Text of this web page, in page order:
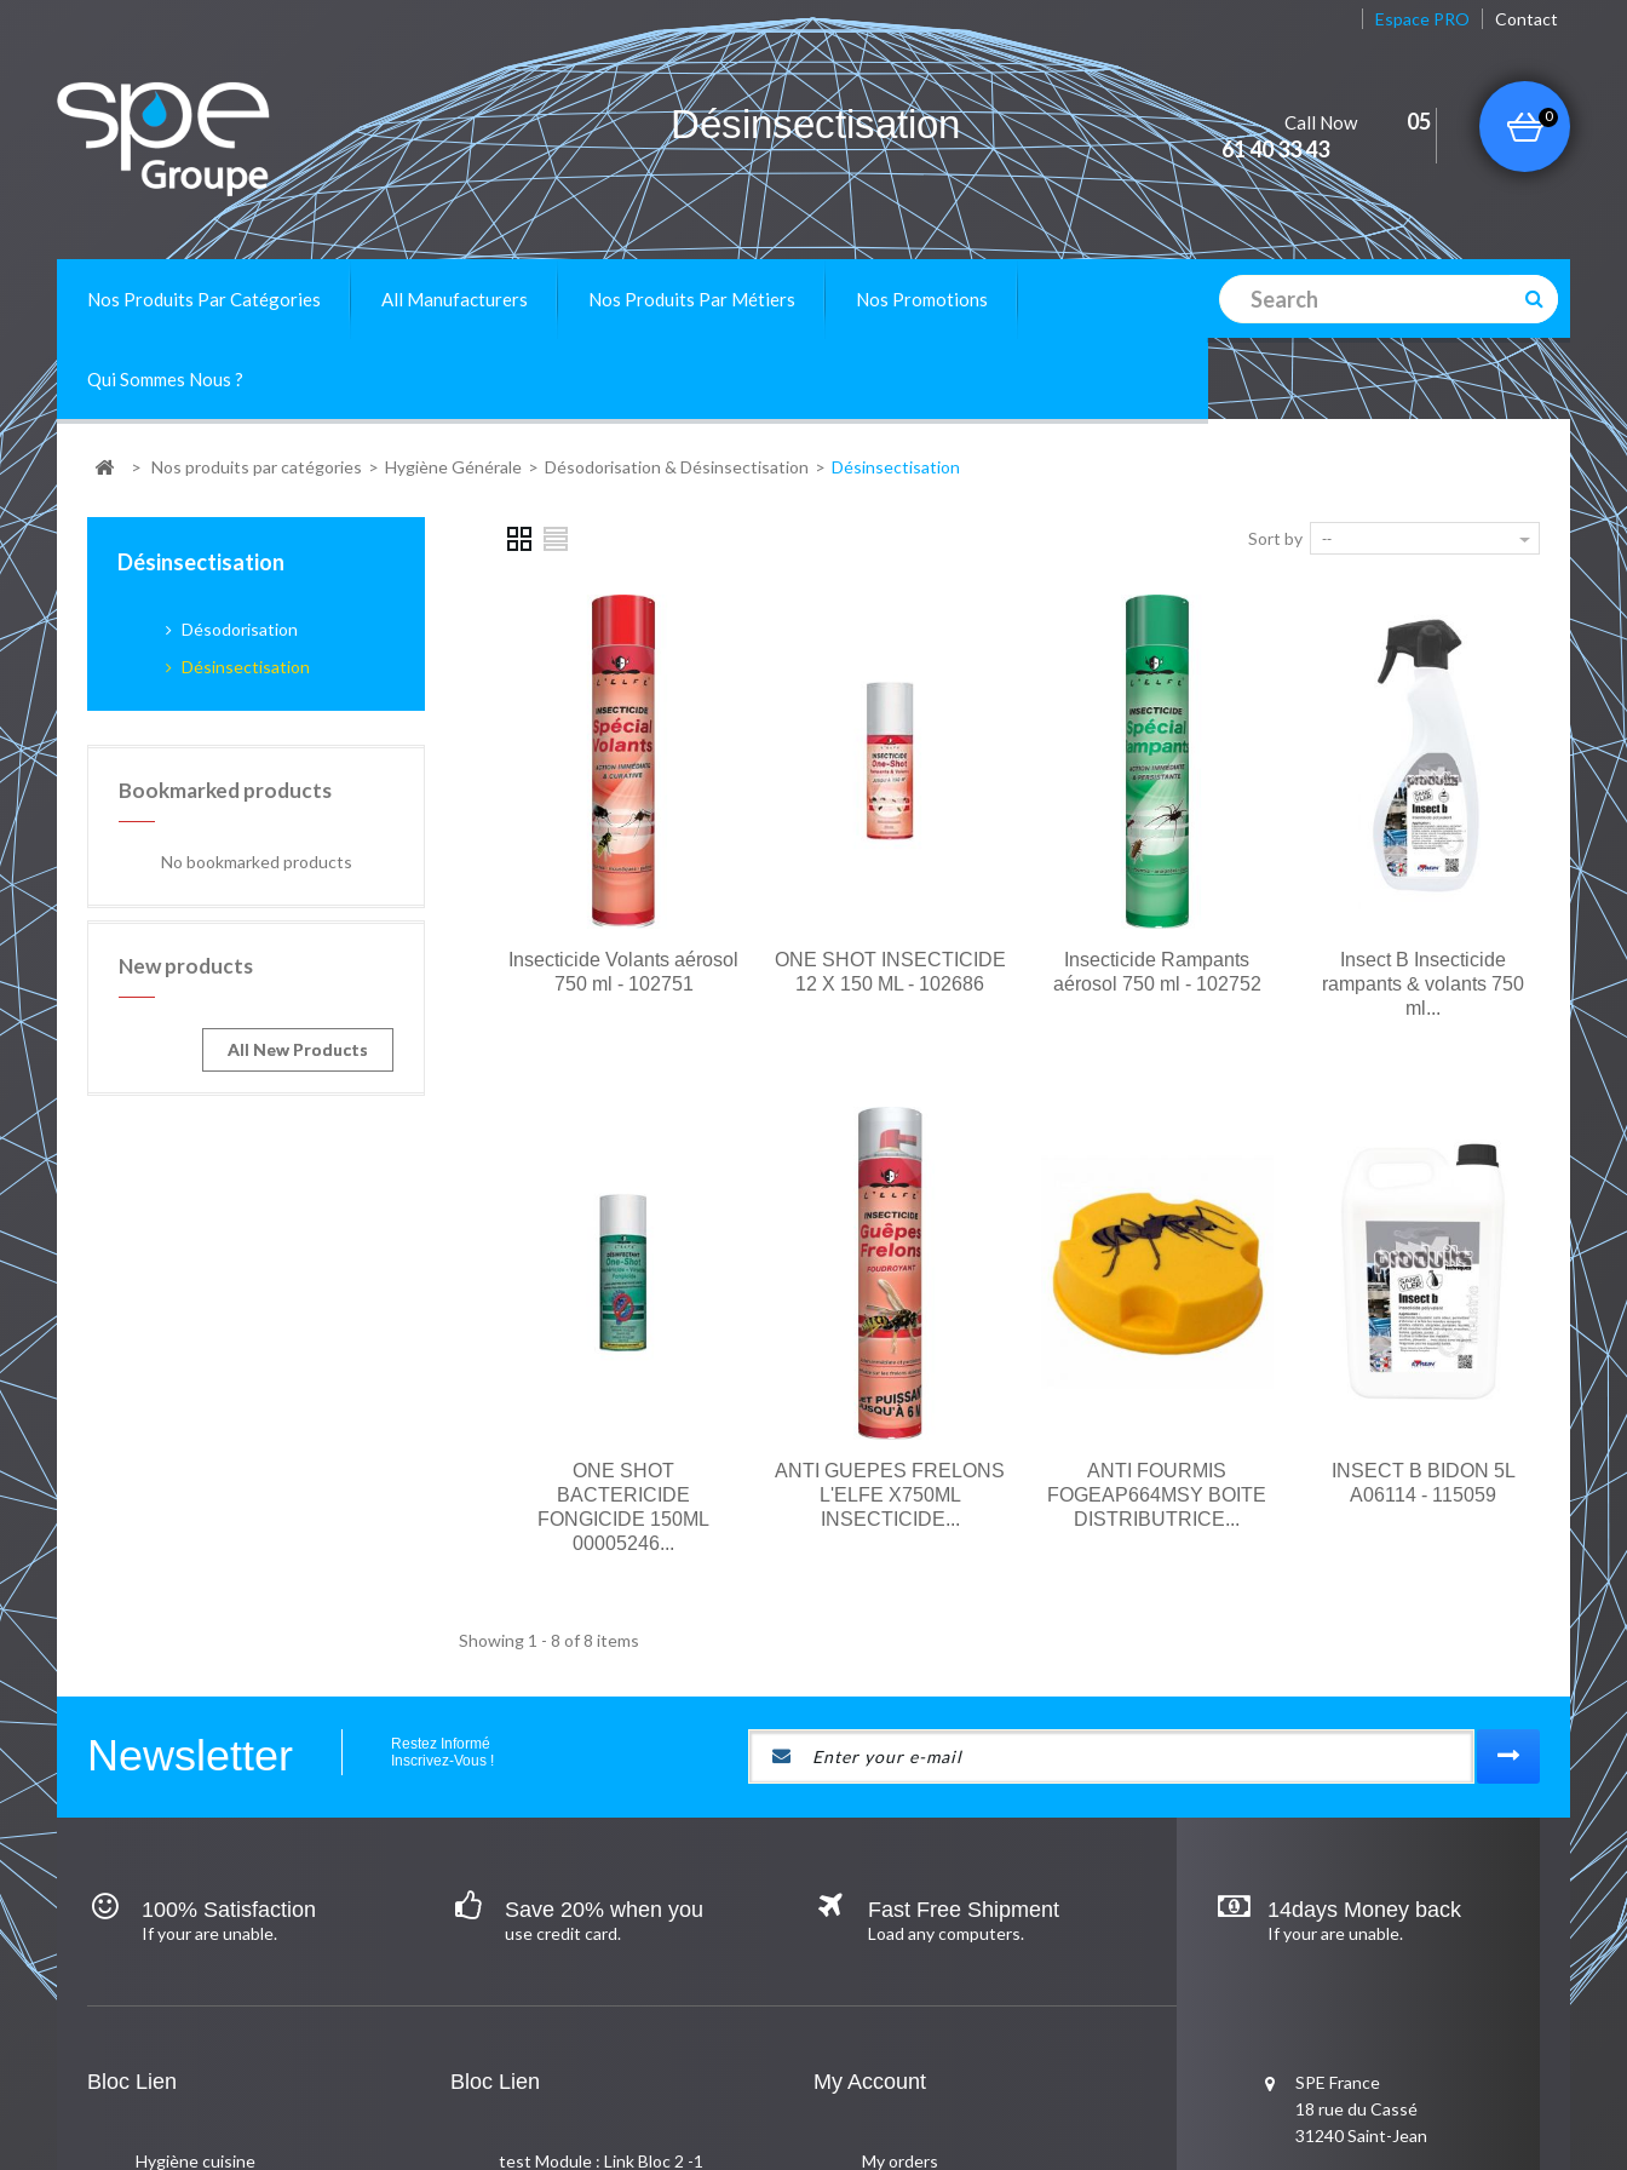
Espace PRO Contact
Call Now
05
61 40 33 43
Désinsectisation 0
Nos Produits Par Catégories All Manufacturers Nos Produits Par Métiers Nos Promotions
Qui Sommes Nous ?
> Nos produits par catégories > Hygiène Générale > Désodorisation & Désinsectisation > Désinsectisation
Désinsectisation
Désodorisation
Désinsectisation
Bookmarked products
No bookmarked products
New products
All New Products
Sort by --
Insecticide Volants aérosol
750 ml - 102751
ONE SHOT INSECTICIDE
12 X 150 ML - 102686
Insecticide Rampants
aérosol 750 ml - 102752
Insect B Insecticide
rampants & volants 750
ml...
ONE SHOT
BACTERICIDE
FONGICIDE 150ML
00005246...
ANTI GUEPES FRELONS
L'ELFE X750ML
INSECTICIDE...
ANTI FOURMIS
FOGEAP664MSY BOITE
DISTRIBUTRICE...
INSECT B BIDON 5L
A06114 - 115059
Showing 1 - 8 of 8 items
Newsletter
Restez Informé
Inscrivez-Vous !
100% Satisfaction
If your are unable.
Save 20% when you
use credit card.
Fast Free Shipment
Load any computers.
14days Money back
If your are unable.
Bloc Lien
Hygiène cuisine
Bloc Lien
test Module : Link Bloc 2 -1
My Account
My orders
SPE France
18 rue du Cassé
31240 Saint-Jean